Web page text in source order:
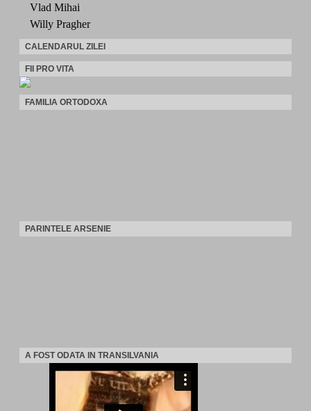
Vlad Mihai
Willy Pragher
CALENDARUL ZILEI
FII PRO VITA
FAMILIA ORTODOXA
PARINTELE ARSENIE
A FOST ODATA IN TRANSILVANIA